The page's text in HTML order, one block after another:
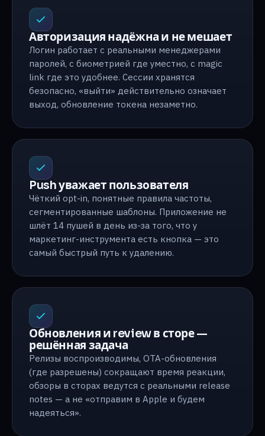
Авторизация надёжна и не мешает
Логин работает с реальными менеджерами
паролей, с биометрией где уместно, с magic
link где это удобнее. Сессии хранятся
безопасно, «выйти» действительно означает
выход, обновление токена незаметно.
Push уважает пользователя
Чёткий opt-in, понятные правила частоты,
сегментированные шаблоны. Приложение не
шлёт 14 пушей в день из-за того, что у
маркетинг-инструмента есть кнопка — это
самый быстрый путь к удалению.
Обновления и review в сторе —
решённая задача
Релизы воспроизводимы, OTA-обновления
(где разрешены) сокращают время реакции,
обзоры в сторах ведутся с реальными release
notes — а не «отправим в Apple и будем
надеяться».